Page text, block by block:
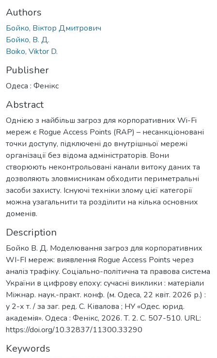
Authors
Бойко, Віктор Дмитрович
Бойко, В. Д.
Boiko, Viktor D.
Publisher
Одеса : Фенікс
Abstract
Однією з найбільш загроз для корпоративних Wi-Fi
мереж є Rogue Access Points (RAP) – несанкціоновані
точки доступу, підключені до внутрішньої мережі
організації без відома адміністраторів. Вони
створюють неконтрольовані канали витоку даних та
дозволяють зловмисникам обходити периметральні
засоби захисту. Існуючі техніки злому цієї категорії
можна узагальнити та розділити на кілька основних
доменів.
Description
Бойко В. Д. Моделювання загроз для корпоративних
WI-FI мереж: виявлення Rogue Access Points через
аналіз трафіку. Соціально-політична та правова система
України в цифрову епоху: сучасні виклики : матеріали
Міжнар. наук.-практ. конф. (м. Одеса, 22 квіт. 2026 р.) :
у 2-х т. / за заг. ред. С. Ківалова ; НУ «Одес. юрид.
академія». Одеса : Фенікс, 2026. Т. 2. С. 507-510. URL:
https://doi.org/10.32837/11300.33290
Keywords